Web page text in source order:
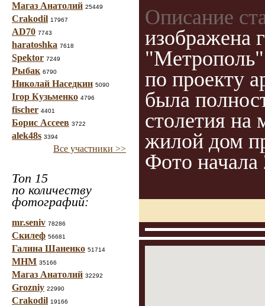
Магаз Анатолий 25449
Crakodil 17967
AD70 7743
haratoshka 7618
Spektor 7249
Рыбак 6790
Николай Наседкин 5090
Ігор Кузьменко 4796
fischer 4401
Борис Ассеев 3722
alek48s 3394
Все участники >>
Топ 15
по количеству
фотографий:
mr.seniv 78286
Скилеф 56681
Галина Шаненко 51714
МНМ 35166
Магаз Анатолий 32292
Grozniy 22990
Crakodil 19166
Описание
изображена
по проекту
была
столетия на
жилой дом
Фото начала